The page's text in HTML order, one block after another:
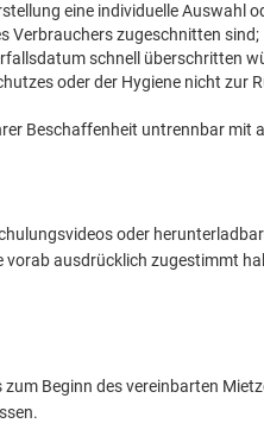
eine individuelle Auswahl
Verbrauchers zugeschnitten sind;
schnell überschritten
oder der Hygiene nicht zur
Beschaffenheit untrennbar mit
oder
ausdrücklich zugestimmt
Beginn des vereinbarten